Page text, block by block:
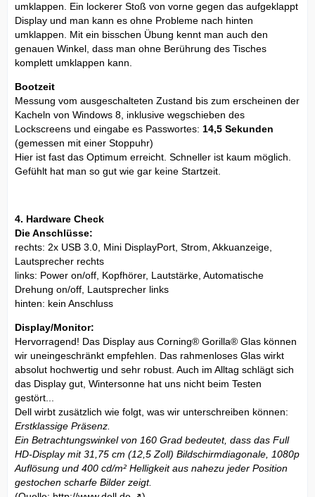
umklappen. Ein lockerer Stoß von vorne gegen das aufgeklappt
Display und man kann es ohne Probleme nach hinten
umklappen. Mit ein bisschen Übung kennt man auch den
genauen Winkel, dass man ohne Berührung des Tisches
komplett umklappen kann.
Bootzeit
Messung vom ausgeschalteten Zustand bis zum erscheinen der
Kacheln von Windows 8, inklusive wegschieben des
Lockscreens und eingabe es Passwortes: 14,5 Sekunden
(gemessen mit einer Stoppuhr)
Hier ist fast das Optimum erreicht. Schneller ist kaum möglich.
Gefühlt hat man so gut wie gar keine Startzeit.
4. Hardware Check
Die Anschlüsse:
rechts: 2x USB 3.0, Mini DisplayPort, Strom, Akkuanzeige,
Lautsprecher rechts
links: Power on/off, Kopfhörer, Lautstärke, Automatische
Drehung on/off, Lautsprecher links
hinten: kein Anschluss
Display/Monitor:
Hervorragend! Das Display aus Corning® Gorilla® Glas können
wir uneingeschränkt empfehlen. Das rahmenloses Glas wirkt
absolut hochwertig und sehr robust. Auch im Alltag schlägt sich
das Display gut, Wintersonne hat uns nicht beim Testen
gestört...
Dell wirbt zusätzlich wie folgt, was wir unterschreiben können:
Erstklassige Präsenz.
Ein Betrachtungswinkel von 160 Grad bedeutet, dass das Full
HD-Display mit 31,75 cm (12,5 Zoll) Bildschirmdiagonale, 1080p
Auflösung und 400 cd/m² Helligkeit aus nahezu jeder Position
gestochen scharfe Bilder zeigt.